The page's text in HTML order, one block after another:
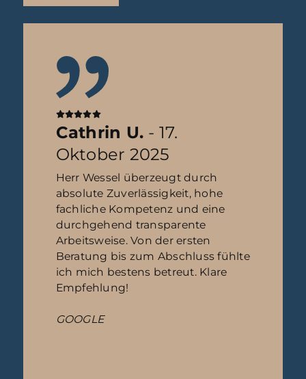
Cathrin U. - 17.
Oktober 2025
Herr Wessel überzeugt durch
absolute Zuverlässigkeit, hohe
fachliche Kompetenz und eine
durchgehend transparente
Arbeitsweise. Von der ersten
Beratung bis zum Abschluss fühlte
ich mich bestens betreut. Klare
Empfehlung!
GOOGLE